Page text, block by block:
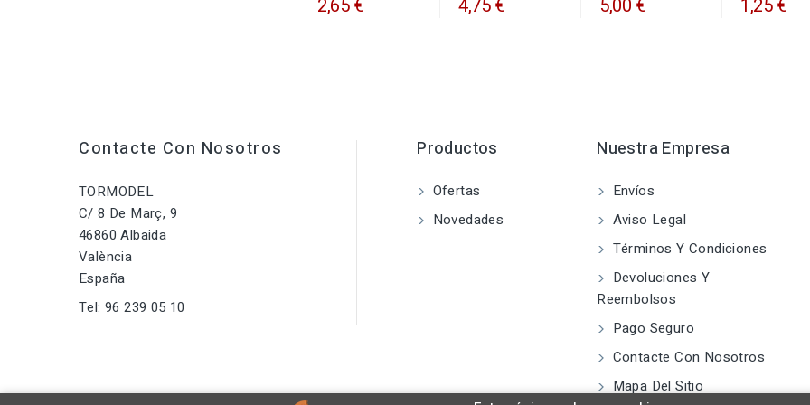
2,65 € 4,75 € 5,00 € 1,25 €
Contacte Con Nosotros
TORMODEL
C/ 8 De Març, 9
46860 Albaida
València
España
Tel: 96 239 05 10
Productos
Ofertas
Novedades
Nuestra Empresa
Envíos
Aviso Legal
Términos Y Condiciones
Devoluciones Y
Reembolsos
Pago Seguro
Contacte Con Nosotros
Mapa Del Sitio